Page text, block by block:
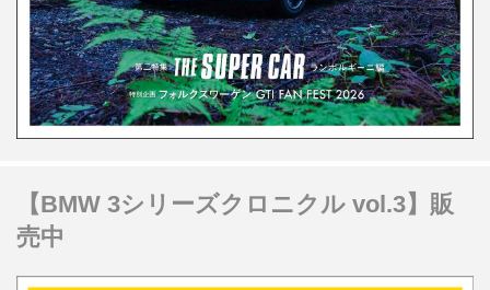
【BMW 3シリーズクロニクル vol.3】販
売中